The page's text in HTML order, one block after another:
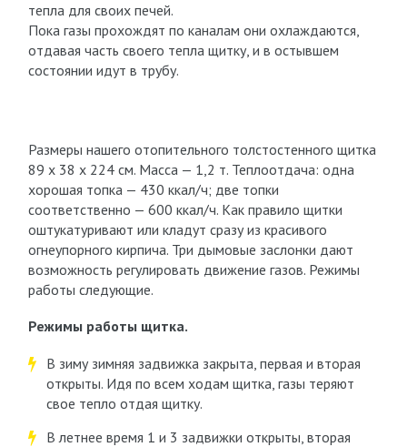
тепла для своих печей.
Пока газы прохождят по каналам они охлаждаются,
отдавая часть своего тепла щитку, и в остывшем
состоянии идут в трубу.
Размеры нашего отопительного толстостенного щитка
89 х 38 х 224 см. Масса — 1,2 т. Теплоотдача: одна
хорошая топка — 430 ккал/ч; две топки
соответственно — 600 ккал/ч. Как правило щитки
оштукатуривают или кладут сразу из красивого
огнеупорного кирпича. Три дымовые заслонки дают
возможность регулировать движение газов. Режимы
работы следующие.
Режимы работы щитка.
В зиму зимняя задвижка закрыта, первая и вторая
открыты. Идя по всем ходам щитка, газы теряют
свое тепло отдая щитку.
В летнее время 1 и 3 задвижки открыты, вторая